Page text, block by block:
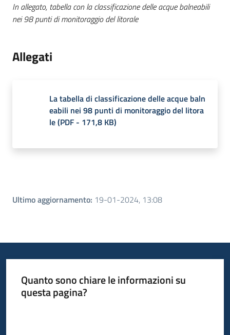
In allegato, tabella con la classificazione delle acque balneabili
nei 98 punti di monitoraggio del litorale
Allegati
La tabella di classificazione delle acque baln
eabili nei 98 punti di monitoraggio del litora
le(PDF - 171,8 KB)
Ultimo aggiornamento: 19-01-2024, 13:08
Quanto sono chiare le informazioni su
questa pagina?